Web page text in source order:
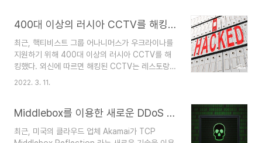
했다고 알렸다. 또한, 해당 보안 업체는 공격자들이
그것을 최종적인 공격의 목표로 보기는 어렵다고 언
급했다. 출처 [1] Mandiant (2022.03.08) -
Does This Look Infected? A Summary of
APT41 Targeting U.S. State Governments
400대 이상의 러시아 CCTV를 해킹한 어나니머스 그룹
최근, 핵티비스트 그룹 어나니머스가 우크라이나를
지원하기 위해 400대 이상의 러시아 CCTV를 해
킹했다. 외신에 따르면 해킹된 CCTV는 레스토랑,
사무실, 학교 등의 다양한 장소에 위치해 있으며,
면 위에 러시아의 침략 행위를 설명하는 텍스트를
SecurityAffairs 출처 [1] SecurityAffairs
2022. 3. 11.
Middlebox를 이용한 새로운 DDoS 공격 발견
최근, 미국의 클라우드 업체 Akamai가 TCP